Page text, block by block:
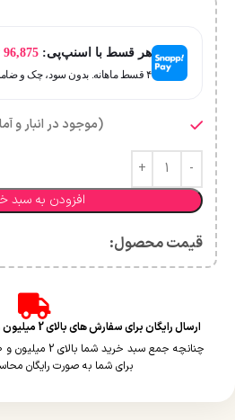
هر قسط با اسنپ‌پی: 96,875
۴ قسط ماهانه. بدون سود، چک و ضامن.
(موجود در انبار و
افزودن به سبد
قیمت محصول:​
ارسال رایگان برای سفارش های بالای 2 میلیون و 500 هزار تومان(غیر حجمی)
برای شما به صورت رایگان